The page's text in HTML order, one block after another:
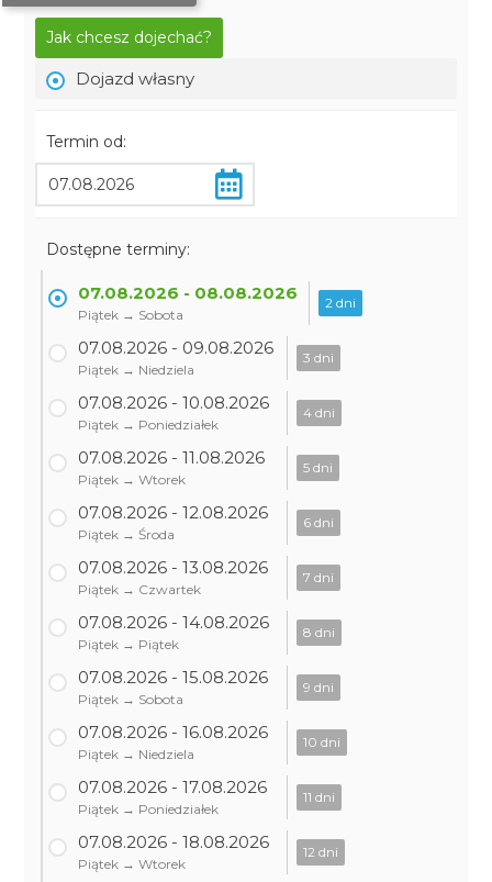
Jak chcesz dojechać?
Dojazd własny
Termin od:
Dostępne terminy:
07.08.2026 - 08.08.2026
Piątek → Sobota
2 dni
07.08.2026 - 09.08.2026
Piątek → Niedziela
3 dni
07.08.2026 - 10.08.2026
Piątek → Poniedziałek
4 dni
07.08.2026 - 11.08.2026
Piątek → Wtorek
5 dni
07.08.2026 - 12.08.2026
Piątek → Środa
6 dni
07.08.2026 - 13.08.2026
Piątek → Czwartek
7 dni
07.08.2026 - 14.08.2026
Piątek → Piątek
8 dni
07.08.2026 - 15.08.2026
Piątek → Sobota
9 dni
07.08.2026 - 16.08.2026
Piątek → Niedziela
10 dni
07.08.2026 - 17.08.2026
Piątek → Poniedziałek
11 dni
07.08.2026 - 18.08.2026
Piątek → Wtorek
12 dni